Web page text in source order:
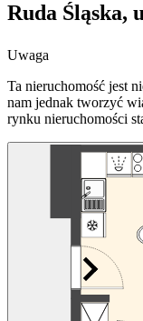
Ruda Śląska,
Uwaga
Ta nieruchomość jest
nam jednak tworzyć
rynku nieruchomości